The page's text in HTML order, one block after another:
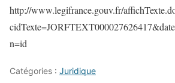
http://www.legifrance.gouv.fr/
n=id
Catégories : Juridique